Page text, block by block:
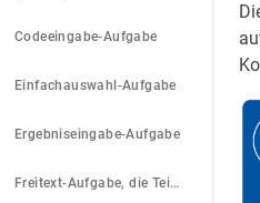
Codeeingabe-Aufgabe
Einfachauswahl-Aufgabe
Ergebniseingabe-Aufgabe
Freitext-Aufgabe, die Teilpunkte zulässt